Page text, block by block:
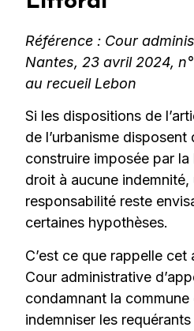
Référence : Cour
Nantes, 23 avril 2024,
au recueil Lebon
Si les dispositions de
de l’urbanisme disposent
construire imposée par la
droit à aucune indemnité,
responsabilité reste
certaines hypothèses.
C’est ce que rappelle cet
Cour administrative
condamnant la commune
indemniser les